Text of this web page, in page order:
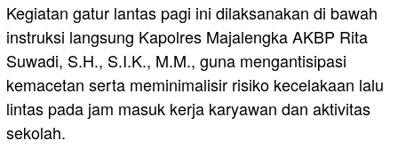
Kegiatan gatur lantas pagi ini dilaksanakan di bawah
instruksi langsung Kapolres Majalengka AKBP Rita
Suwadi, S.H., S.I.K., M.M., guna mengantisipasi
kemacetan serta meminimalisir risiko kecelakaan lalu
lintas pada jam masuk kerja karyawan dan aktivitas
sekolah.